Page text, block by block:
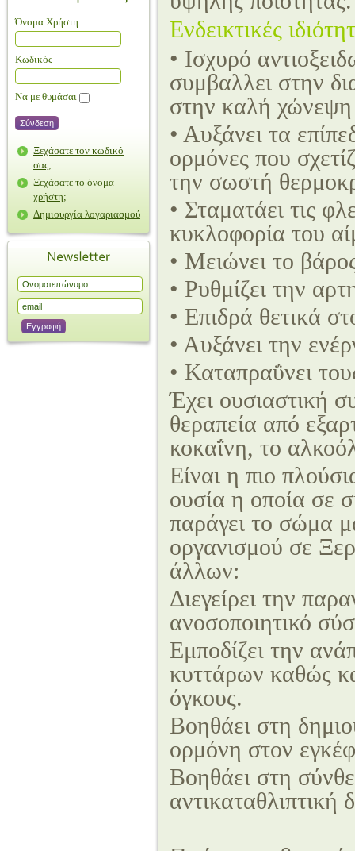
Όνομα Χρήστη
Κωδικός
Να με θυμάσαι
Ξεχάσατε τον κωδικό
σας;
Ξεχάσατε το όνομα
χρήστη;
Δημιουργία λογαριασμού
Ενδεικτικές
• Ισχυρό
συμβαλλει στην
στην καλή χώνεψη
• Αυξάνει τα
ορμόνες που
την σωστή
• Σταματάει τις
κυκλοφορία του
• Μειώνει το
• Ρυθμίζει την
• Επιδρά θετικά
• Αυξάνει την
• Καταπραΰνει
Έχει ουσιαστική
θεραπεία από
κοκαΐνη, το
Είναι η πιο
ουσία η οποία σε
παράγει το σώμα
οργανισμού σε
άλλων:
Διεγείρει την
ανοσοποιητικό
Εμποδίζει την
κυττάρων καθώς
όγκους.
Βοηθάει στη
ορμόνη στον
Βοηθάει στη
αντικαταθλιπτική